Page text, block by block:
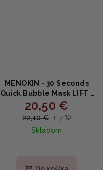
MENOKIN - 30 Seconds
Quick Bubble Mask LIFT -
Liftingová bublinková
maska s niacínamidom a
multi-hyaluronátmi 95ml
20,50 €
22,10 € (–7 %)
Skladom
produktu